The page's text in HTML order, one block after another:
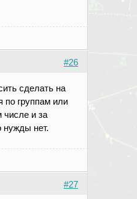
#26
сделать на
по группам или
числе и за
нужды нет.
#27